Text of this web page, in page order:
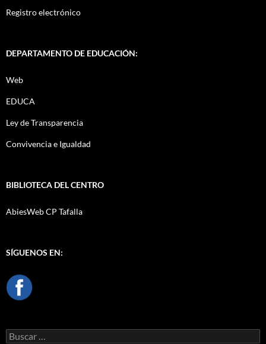
Registro electrónico
DEPARTAMENTO DE EDUCACIÓN:
Web
EDUCA
Ley de Transparencia
Convivencia e Igualdad
BIBLIOTECA DEL CENTRO
AbiesWeb CP Tafalla
SÍGUENOS EN:
Buscar: